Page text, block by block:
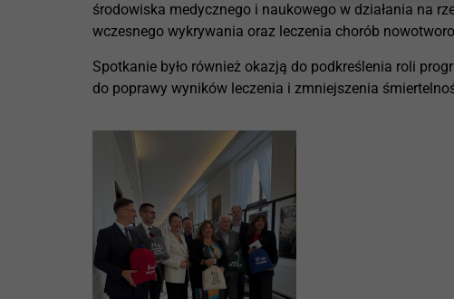
środowiska medycznego i naukowego w działania na
wczesnego wykrywania oraz leczenia chorób
Spotkanie było również okazją do podkreślenia roli
do poprawy wyników leczenia i zmniejszenia